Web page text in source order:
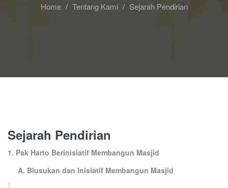
Home Tentang Kami Sejarah Pendirian
Sejarah Pendirian
1. Pak Harto Berinisiatif Membangun Masjid
A. Blusukan dan Inisiatif Membangun Masjid